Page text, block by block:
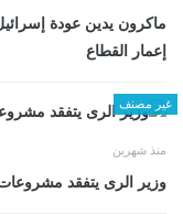
ماكرون يدين عودة
إعمار القطاع
غير مصنف
منذ شهرين
وزير الرى يتفقد مشروعات